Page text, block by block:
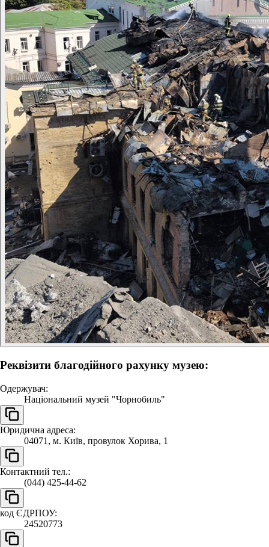
Реквізити благодійного рахунку музею:
Одержувач:
Національний музей "Чорнобиль"
Юридична адреса:
04071, м. Київ, провулок Хорива, 1
Контактний тел.:
(044) 425-44-62
код ЄДРПОУ:
24520773